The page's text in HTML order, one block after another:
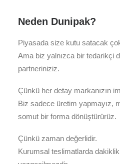
Neden Dunipak?
Piyasada size kutu satacak
Ama biz yalnızca bir tedarikçi
partneriniziz.
Çünkü her detay markanızın
Biz sadece üretim yapmayız,
somut bir forma dönüştürürüz.
Çünkü zaman değerlidir.
Kurumsal teslimatlarda